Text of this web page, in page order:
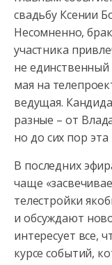
свадьбу Ксении
Несомненно,
участника
не
мая на
ведущая.
разные – от
но до сих пор
В последних
чаще
телестройки
и обсуждают
интересует все,
курсе событий,